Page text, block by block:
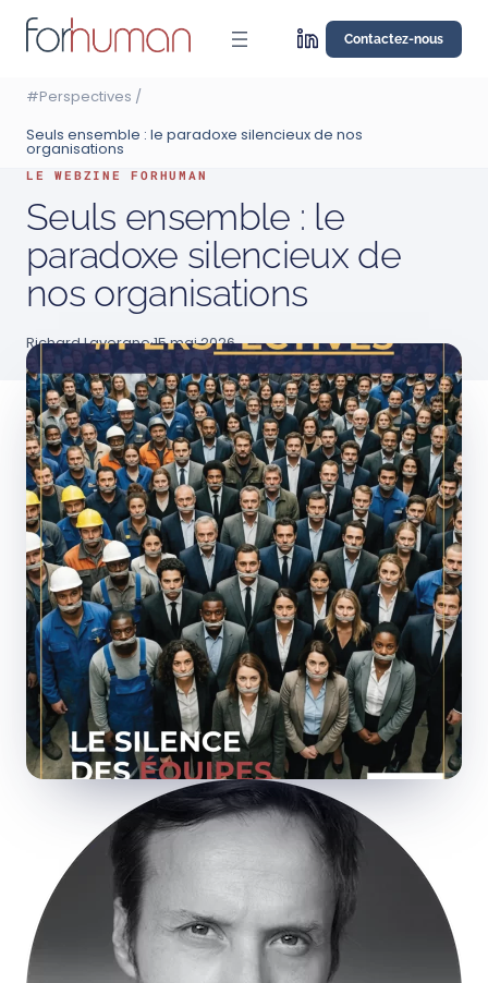
Aller
Contactez-nous
#Perspectives /
Seuls ensemble : le paradoxe silencieux de nos
organisations
LE WEBZINE FORHUMAN
Seuls ensemble : le
paradoxe silencieux de
nos organisations
Richard Lavergne·15 mai 2026